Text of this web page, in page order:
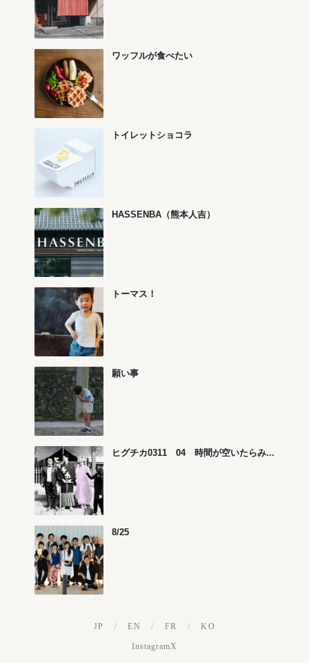
ワッフルが食べたい
トイレットショコラ
HASSENBA（熊本人吉）
トーマス！
願い事
ヒグチカ0311 04 時間が空いたらみ...
8/25
JP / EN / FR / KO
InstagramX